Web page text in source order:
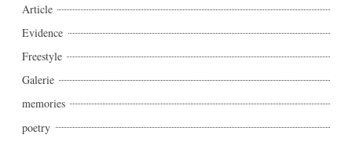
Article
Evidence
Freestyle
Galerie
memories
poetry